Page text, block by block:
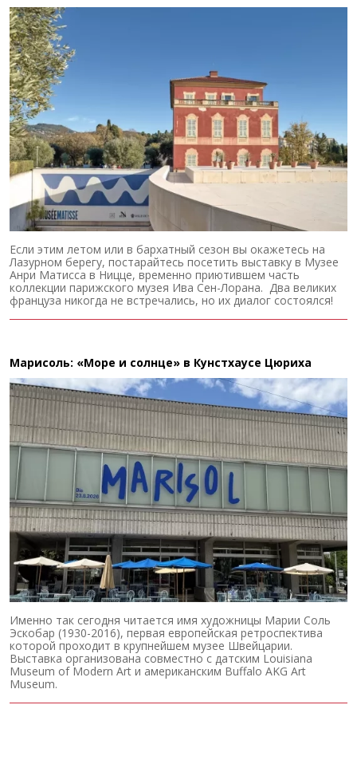
Если этим летом или в бархатный сезон вы окажетесь на
Лазурном берегу, постарайтесь посетить выставку в Музее
Анри Матисса в Ницце, временно приютившем часть
коллекции парижского музея Ива Сен-Лорана. Два великих
француза никогда не встречались, но их диалог состоялся!
Марисоль: «Море и солнце» в Кунстхаусе Цюриха
Именно так сегодня читается имя художницы Марии Соль
Эскобар (1930-2016), первая европейская ретроспектива
которой проходит в крупнейшем музее Швейцарии.
Выставка организована совместно с датским Louisiana
Museum of Modern Art и американским Buffalo AKG Art
Museum.